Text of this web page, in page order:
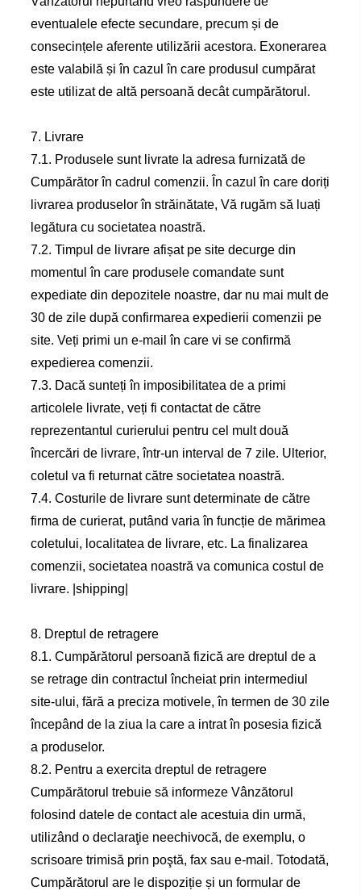
eventualele efecte secundare, precum și de
consecințele aferente utilizării acestora. Exonerarea
este valabilă și în cazul în care produsul cumpărat
este utilizat de altă persoană decât cumpărătorul.
7. Livrare
7.1. Produsele sunt livrate la adresa furnizată de
Cumpărător în cadrul comenzii. În cazul în care doriți
livrarea produselor în străinătate, Vă rugăm să luați
legătura cu societatea noastră.
7.2. Timpul de livrare afișat pe site decurge din
momentul în care produsele comandate sunt
expediate din depozitele noastre, dar nu mai mult de
30 de zile după confirmarea expedierii comenzii pe
site. Veți primi un e-mail în care vi se confirmă
expedierea comenzii.
7.3. Dacă sunteți în imposibilitatea de a primi
articolele livrate, veți fi contactat de către
reprezentantul curierului pentru cel mult două
încercări de livrare, într-un interval de 7 zile. Ulterior,
coletul va fi returnat către societatea noastră.
7.4. Costurile de livrare sunt determinate de către
firma de curierat, putând varia în funcție de mărimea
coletului, localitatea de livrare, etc. La finalizarea
comenzii, societatea noastră va comunica costul de
livrare. |shipping|
8. Dreptul de retragere
8.1. Cumpărătorul persoană fizică are dreptul de a
se retrage din contractul încheiat prin intermediul
site-ului, fără a preciza motivele, în termen de 30 zile
începând de la ziua la care a intrat în posesia fizică
a produselor.
8.2. Pentru a exercita dreptul de retragere
Cumpărătorul trebuie să informeze Vânzătorul
folosind datele de contact ale acestuia din urmă,
utilizând o declaraţie neechivocă, de exemplu, o
scrisoare trimisă prin poştă, fax sau e-mail. Totodată,
Cumpărătorul are le dispoziție și un formular de